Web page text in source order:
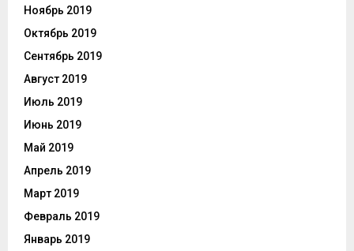
Ноябрь 2019
Октябрь 2019
Сентябрь 2019
Август 2019
Июль 2019
Июнь 2019
Май 2019
Апрель 2019
Март 2019
Февраль 2019
Январь 2019